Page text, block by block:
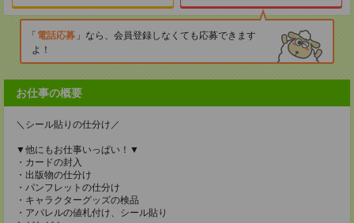
電話応募
なら、会員登録しなくても応募できます
よ！
お仕事の概要
＼シール貼りの仕分け／
▼他にもお仕事いっぱい！▼
・カードの封入
・出版物の仕分け
・パンフレットの仕分け
・キャラクターグッズの検品
・アパレルの値札付け、シール貼り